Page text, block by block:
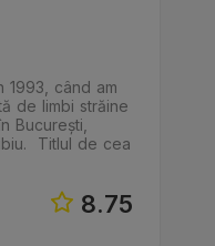
1993, când am
de limbi străine
București,
Titlul de cea
8.75